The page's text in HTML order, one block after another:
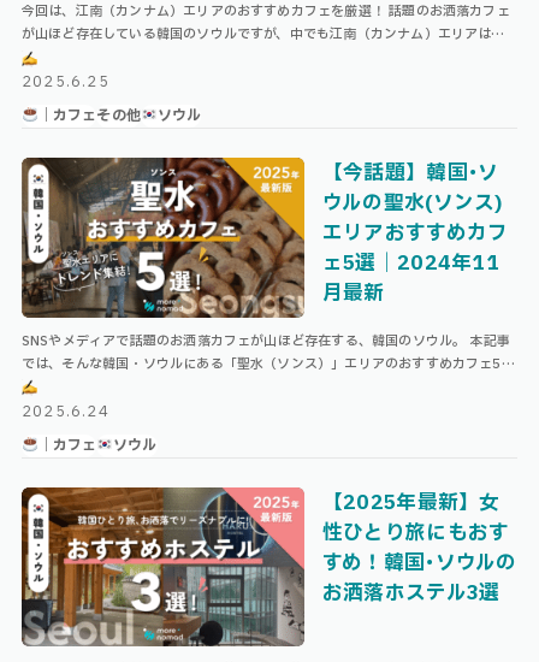
今回は、江南（カンナム）エリアのおすすめカフェを厳選！ 話題のお洒落カフェ
が山ほど存在している韓国のソウルですが、中でも江南（カンナム）エリアは、
広くて作業のしやすいカフェも多く存在しています。 \ ソウル・他エリアのお …
2025.6.25
｜カフェその他 ソウル
【今話題】韓国･ソ
ウルの聖水(ソンス)
エリアおすすめカフ
ェ5選｜2024年11
月最新
SNSやメディアで話題のお洒落カフェが山ほど存在する、韓国のソウル。 本記事
では、そんな韓国・ソウルにある「聖水（ソンス）」エリアのおすすめカフェ5選
をまとめました！ \ ソウル・他エリアのおすすめカフェはこちら
2025.6.24
｜カフェ
ソウル
【2025年最新】女
性ひとり旅にもおす
すめ！韓国･ソウルの
お洒落ホステル3選